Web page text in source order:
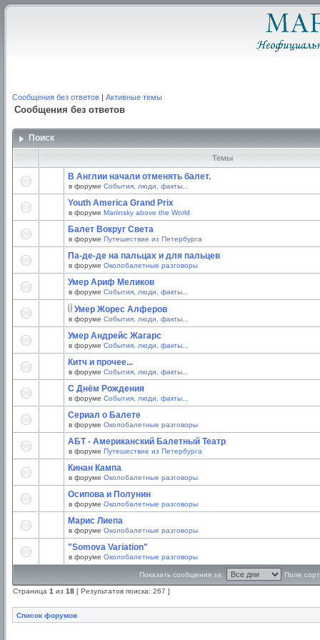
Сообщения без ответов | Активные темы
Сообщения без ответов
Поиск
Темы
В Англии начали отменять балет.
в форуме События, люди, факты...
Youth America Grand Prix
в форуме Mariinsky above the World
Балет Вокруг Света
в форуме Путешествие из Петербурга
Па-де-де на пальцах и для пальцев
в форуме Околобалетные разговоры
Умер Ариф Меликов
в форуме События, люди, факты...
Умер Жорес Алферов
в форуме События, люди, факты...
Умер Андрейс Жагарс
в форуме События, люди, факты...
Китч и прочее...
в форуме События, люди, факты...
С Днём Рождения
в форуме События, люди, факты...
Сериал о Балете
в форуме Околобалетные разговоры
АБТ - Американский Балетный Театр
в форуме Путешествие из Петербурга
Кинан Кампа
в форуме Околобалетные разговоры
Осипова и Полунин
в форуме Околобалетные разговоры
Марис Лиепа
в форуме Околобалетные разговоры
"Somova Variation"
в форуме Околобалетные разговоры
Показать сообщения за: Поле
Страница 1 из 18 [ Результатов поиска: 267 ]
Список форумов